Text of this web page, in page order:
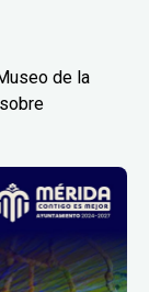
de la